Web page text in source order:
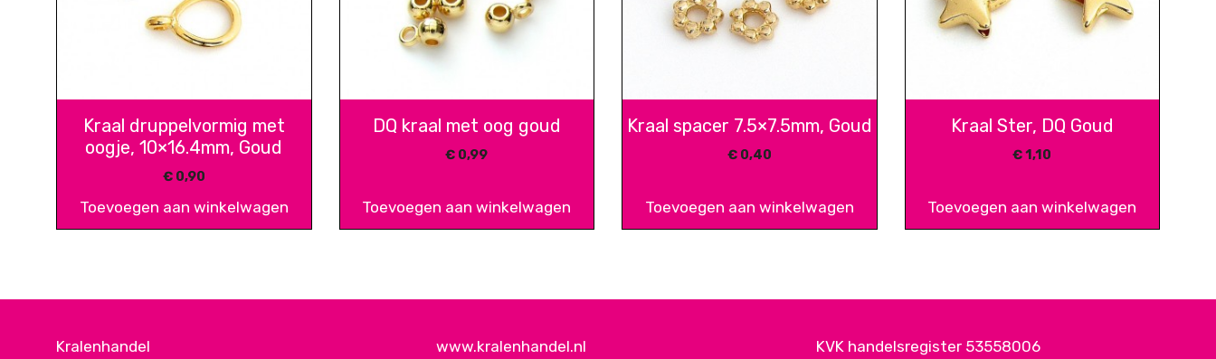
Kraal druppelvormig met
oogje, 10×16.4mm, Goud
€0,90
Toevoegen aan winkelwagen
DQ kraal met oog goud
€ 0,99
Toevoegen aan winkelwagen
Kraal spacer 7.5×7.5mm, Goud
€0,40
Toevoegen aan winkelwagen
Kraal Ster, DQ Goud
€1,10
Toevoegen aan winkelwagen
Kralenhandel www.kralenhandel.nl KVK handelsregister 53558006